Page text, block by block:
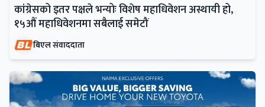
कांग्रेसको इतर पक्षले भन्योः विशेष महाधिवेशन अस्थायी हो,
१५औं महाधिवेशनमा सबैलाई समेटौं
बिएल संवाददाता